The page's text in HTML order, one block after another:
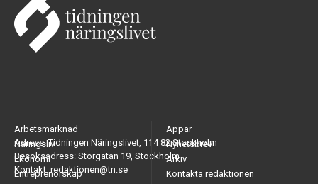
Adress: Tidningen Näringslivet, 114 82 Stockholm
Besöksadress: Storgatan 19, Stockholm
Kontakt: redaktionen@tn.se
Arbetsmarknad
Näringsliv
Ekonomi
Entreprenörskap
Appar
Nyhetsbrev
Arkiv
Kontakta redaktionen